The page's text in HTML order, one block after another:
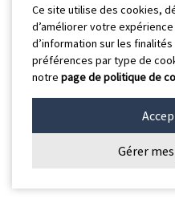
Articles
Nos conseils
Zone patients
Zone enfants
Ce site utilise des cookies,
d’améliorer votre
d’information sur les
préférences par type de
notre page de politique de
Gérer